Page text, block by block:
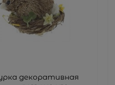
декоративная